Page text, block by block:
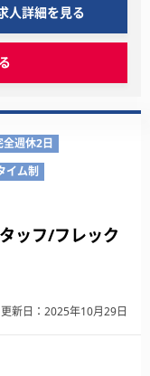
人詳細を見る
全週休2日
イム制
ッフ/フレック
更新日：2025年10月29日